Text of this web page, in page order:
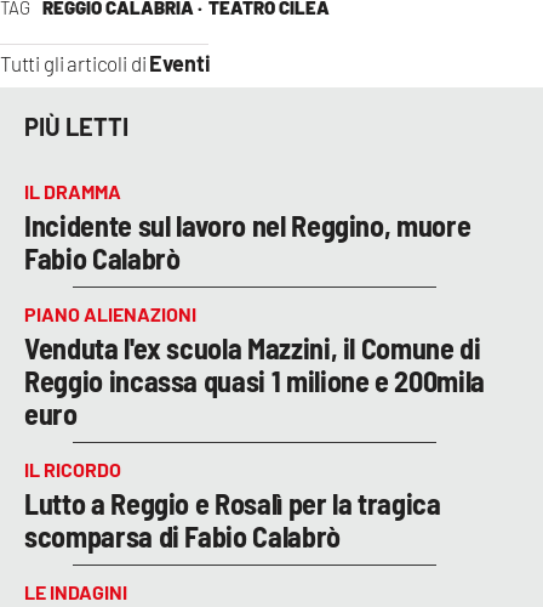
TAG REGGIO CALABRIA · TEATRO CILEA
Tutti gli articoli di Eventi
PIÙ LETTI
IL DRAMMA
Incidente sul lavoro nel Reggino, muore
Fabio Calabrò
PIANO ALIENAZIONI
Venduta l'ex scuola Mazzini, il Comune di
Reggio incassa quasi 1 milione e 200mila
euro
IL RICORDO
Lutto a Reggio e Rosalì per la tragica
scomparsa di Fabio Calabrò
LE INDAGINI